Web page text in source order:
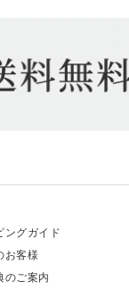
ングガイド
お客様
のご案内